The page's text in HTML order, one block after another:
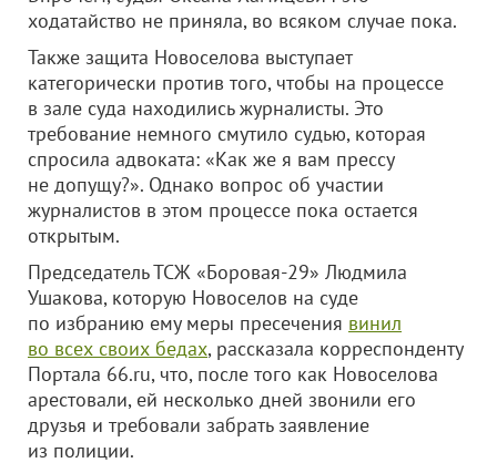
ходатайство не приняла, во всяком случае пока.
Также защита Новоселова выступает
категорически против того, чтобы на процессе
в зале суда находились журналисты. Это
требование немного смутило судью, которая
спросила адвоката: «Как же я вам прессу
не допущу?». Однако вопрос об участии
журналистов в этом процессе пока остается
открытым.
Председатель ТСЖ «Боровая-29» Людмила
Ушакова, которую Новоселов на суде
по избранию ему меры пресечения винил
во всех своих бедах, рассказала корреспонденту
Портала 66.ru, что, после того как Новоселова
арестовали, ей несколько дней звонили его
друзья и требовали забрать заявление
из полиции.